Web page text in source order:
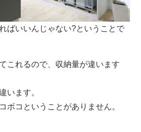
ばいいんじゃない?ということで
これるので、収納量が違います
います。
ボコということがありません。